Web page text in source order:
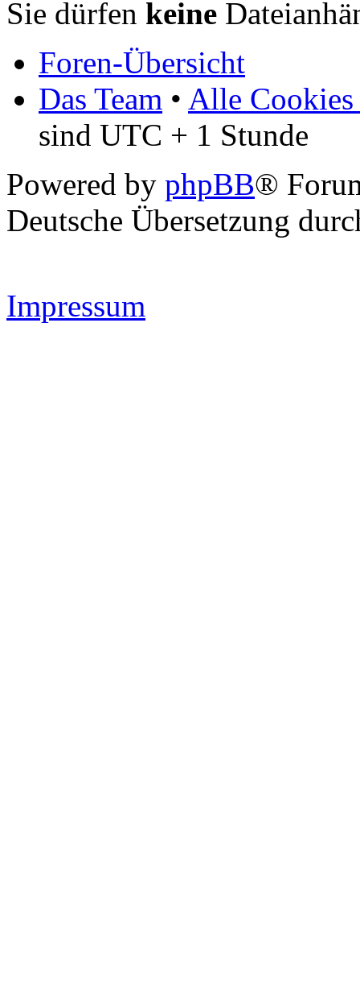
Sie dürfen keine
Foren-Übersicht
Das Team • Alle Cookies
sind UTC + 1 Stunde
Powered by phpBB®
Deutsche Übersetzung
Impressum